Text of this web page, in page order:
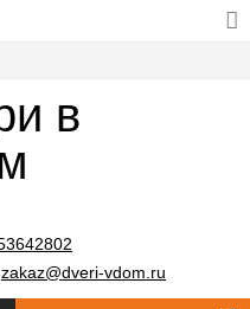
zakaz@dveri-vdom.ru